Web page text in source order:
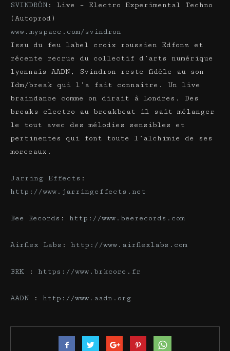
SVINDRÖN : Live – Electro Experimental Techno
(Autoprod)
www.myspace.com/svindron
Issu du feu label croix roussien Edfonz et
récente recrue du collectif d’arts numérique
lyonnais AADN, Svindron reste fidèle au son
Idm/break qui l’a fait connaître. Un live
braindance comme on dirait à Londres. Des
breaks electro au breakbeat il sait mélanger
le tout avec des mélodies sensibles et
pertinentes qui font toute l’alchimie de ses
morceaux.
Jarring Effects :
http://www.jarringeffects.net
Bee Records : http://www.beerecords.com
Airflex Labs : http://www.airflexlabs.com
BRK : https://www.brkcore.fr
AADN : http://www.aadn.org